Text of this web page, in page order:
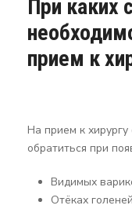
При каких
прием к
На прием к
обратиться при
Видимых
Отёках